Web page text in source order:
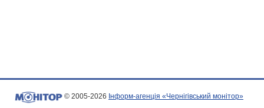
© 2005-2026 Інформ-агенція «Чернігівський монітор»